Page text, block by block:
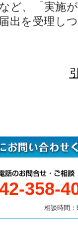
ど、「実施
出を受理し
358-
相談時間